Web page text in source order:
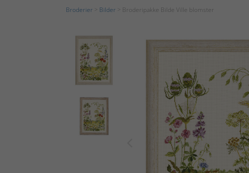
Broderier Bilder > Broderipakke Bilde Ville blomster